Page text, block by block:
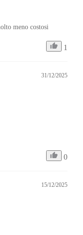
1
31/12/2025
0
15/12/2025